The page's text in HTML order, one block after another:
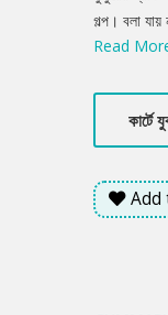
গল্প। বলা
সৃজনশীল
কুকুর বিট্টু ও
এসে দাঁড়ায়......
Read
Add